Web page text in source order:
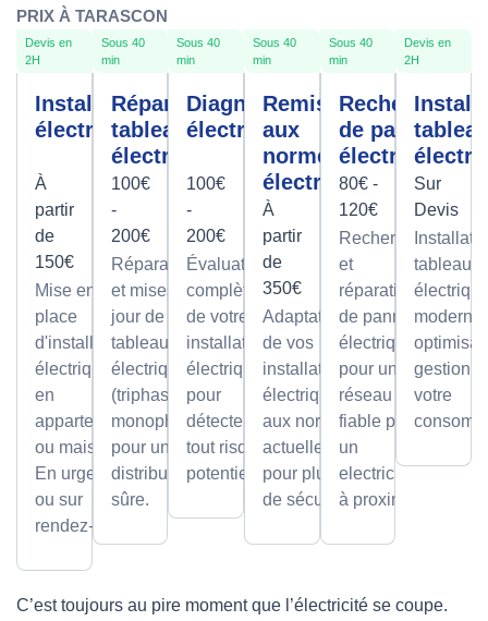
PRIX À TARASCON
Devis en
2H
Installation
électrique
À
partir
de
150€
Mise en
place
d'installations
électriques
en
appartement
ou maison.
En urgence
ou sur
rendez-vous
Sous 40
min
Réparation
tableau
électrique
100€
-
200€
Réparations
et mises à
jour de
tableaux
électriques
(triphasé ou
monophasé)
pour une
distribution
sûre.
Sous 40
min
Diagnostic
électrique
100€
-
200€
Évaluation
complète
de votre
installation
électrique
pour
détecter
tout risque
potentiel.
Sous 40
min
Remise
aux
normes
électrique
À
partir
de
350€
Adaptation
de vos
installations
électriques
aux normes
actuelles
pour plus
de sécurité.
Sous 40
min
Recherche
de panne
électrique
80€ -
120€
Recherche
et
réparation
de pannes
électriques
pour un
réseau
fiable par
un
electricien
à proximité
Devis en
2H
Sur
Devis
tableaux
gestion
votre
C’est toujours au pire moment que l’électricité se coupe.